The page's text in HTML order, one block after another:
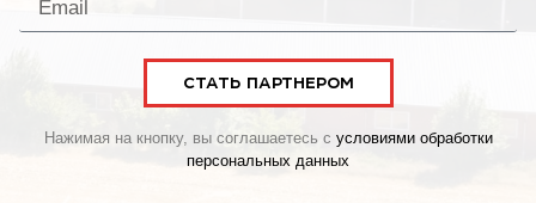
СТАТЬ ПАРТНЕРОМ
Нажимая на кнопку, вы соглашаетесь с условиями обработки
персональных данных